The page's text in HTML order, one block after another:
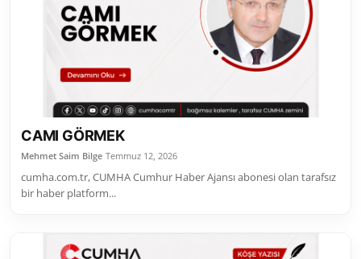
CAMI GÖRMEK
Mehmet Saim Bilge Temmuz 12, 2026
cumha.com.tr, CUMHA Cumhur Haber Ajansı abonesi olan tarafsız
bir haber platform...